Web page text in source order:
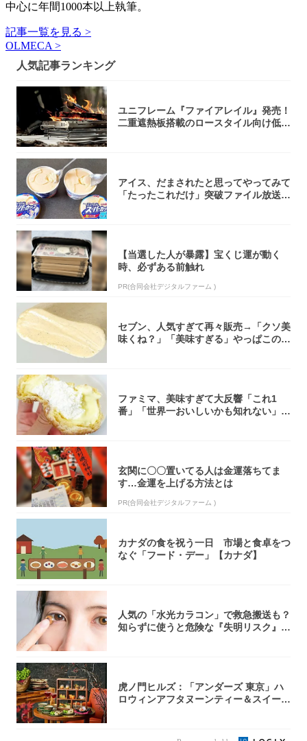
中心に年間1000本以上執筆。
記事一覧を見る >
OLMECA >
人気記事ランキング
ユニフレーム『ファイアレイル』発売！
二重遮熱板搭載のロースタイル向け低型
アイス、だまされたと思ってやってみて
「たったこれだけ」突破ファイル放送で
【当選した人が暴露】宝くじ運が動く
時、必ずある前触れ
PR(合同会社デジタルファーム )
セブン、人気すぎて再々販売→「クソ美
味くね？」「美味すぎる」やっぱこのク
ファミマ、美味すぎて大反響「これ1
番」「世界一おいしいかも知れない」
玄関に〇〇置いてる人は金運落ちてま
す…金運を上げる方法とは
PR(合同会社デジタルファーム )
カナダの食を祝う一日 市場と食卓をつ
なぐ「フード・デー」【カナダ】
人気の「水光カラコン」で救急搬送も？
知らずに使うと危険な『失明リスク』と
虎ノ門ヒルズ：「アンダーズ 東京」ハ
ロウィンアフタヌーンティー＆スイーツ